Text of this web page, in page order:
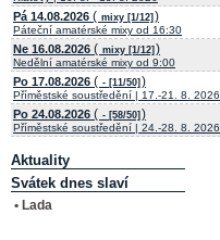
Pá 14.08.2026 ( mixy [1/12] )
Páteční amatérské mixy od 16:30
Ne 16.08.2026 ( mixy [1/12] )
Nedělní amatérské mixy od 9:00
Po 17.08.2026 ( - [11/50] )
Příměstské soustředění | 17.-21. 8. 2026
Po 24.08.2026 ( - [58/50] )
Příměstské soustředění | 24.-28. 8. 2026
Aktuality
Svátek dnes slaví
• Lada